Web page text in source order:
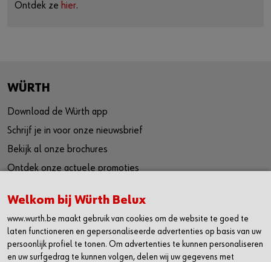
Ontdek ze hier.
WÜRTH
Download de Würth app
Schrijf je in voor onze nieuwsbrief
Bekijk al onze brochures
Ontdek onze actuele promoties
Werken bij Würth
Code of compliance
SOCIAL
Welkom bij Würth Belux
www.wurth.be maakt gebruik van cookies om de website te goed te
laten functioneren en gepersonaliseerde advertenties op basis van uw
persoonlijk profiel te tonen. Om advertenties te kunnen personaliseren
en uw surfgedrag te kunnen volgen, delen wij uw gegevens met